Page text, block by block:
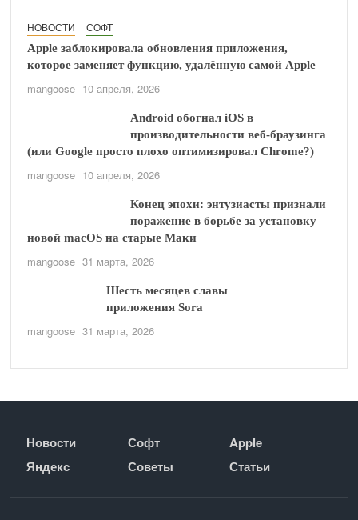
НОВОСТИ СОФТ
Apple заблокировала обновления приложения,
которое заменяет функцию, удалённую самой Apple
mangoose 10 апреля, 2026
Android обогнал iOS в
производительности веб-браузинга
(или Google просто плохо оптимизировал Chrome?)
mangoose 10 апреля, 2026
Конец эпохи: энтузиасты признали
поражение в борьбе за установку
новой macOS на старые Маки
mangoose 31 марта, 2026
Шесть месяцев славы
приложения Sora
mangoose 31 марта, 2026
Новости Софт
Apple
Яндекс
Советы Статьи